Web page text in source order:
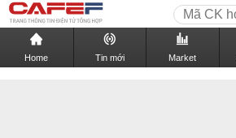
Home Tin mới Market